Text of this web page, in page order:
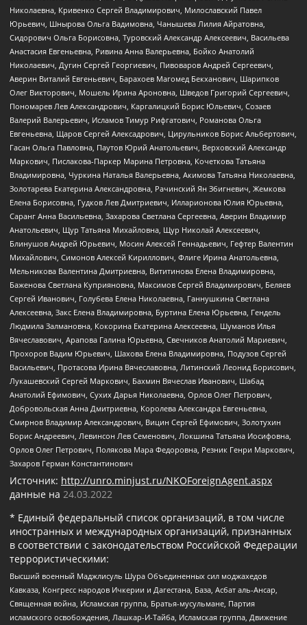
Николаевна, Кривенко Сергей Владимирович, Милославский Павел
Юрьевич, Шнырова Ольга Вадимовна, Чанышева Лилия Айратовна,
Сидорович Ольга Борисовна, Туровский Александр Алексеевич, Васильева
Анастасия Евгеньевна, Ривина Анна Валерьевна, Бойко Анатолий
Николаевич, Дугин Сергей Георгиевич, Пивоваров Андрей Сергеевич,
Аверин Виталий Евгеньевич, Барахоев Магомед Бекханович, Шарипков
Олег Викторович, Мошель Ирина Ароновна, Шведов Григорий Сергеевич,
Пономарев Лев Александрович, Каргалицкий Борис Юльевич, Созаев
Валерий Валерьевич, Исламов Тимур Рифгатович, Романова Ольга
Евгеньевна, Щаров Сергей Алексадрович, Цирульников Борис Альбертович,
Гасан Ольга Павловна, Паутов Юрий Анатольевич, Верховский Александр
Маркович, Пислакова-Паркер Марина Петровна, Кочеткова Татьяна
Владимировна, Чуркина Наталья Валерьевна, Акимова Татьяна Николаевна,
Золотарева Екатерина Александровна, Рачинский Ян Збигневич, Жемкова
Елена Борисовна, Гудков Лев Дмитриевич, Илларионова Юлия Юрьевна,
Саранг Анна Васильевна, Захарова Светлана Сергеевна, Аверин Владимир
Анатольевич, Щур Татьяна Михайловна, Щур Николай Алексеевич,
Блинушов Андрей Юрьевич, Мосин Алексей Геннадьевич, Гефтер Валентин
Михайлович, Симонов Алексей Кириллович, Флиге Ирина Анатольевна,
Мельникова Валентина Дмитриевна, Вититинова Елена Владимировна,
Баженова Светлана Куприяновна, Максимов Сергей Владимирович, Беляев
Сергей Иванович, Голубева Елена Николаевна, Ганнушкина Светлана
Алексеевна, Закс Елена Владимировна, Буртина Елена Юрьевна, Гендель
Людмила Залмановна, Кокорина Екатерина Алексеевна, Шуманов Илья
Вячеславович, Арапова Галина Юрьевна, Свечников Анатолий Мариевич,
Прохоров Вадим Юрьевич, Шахова Елена Владимировна, Подузов Сергей
Васильевич, Протасова Ирина Вячеславовна, Литинский Леонид Борисович,
Лукашевский Сергей Маркович, Бахмин Вячеслав Иванович, Шабад
Анатолий Ефимович, Сухих Дарья Николаевна, Орлов Олег Петрович,
Добровольская Анна Дмитриевна, Королева Александра Евгеньевна,
Смирнов Владимир Александрович, Вицин Сергей Ефимович, Золотухин
Борис Андреевич, Левинсон Лев Семенович, Локшина Татьяна Иосифовна,
Орлов Олег Петрович, Полякова Мара Федоровна, Резник Генри Маркович,
Захаров Герман Константинович
Источник: http://unro.minjust.ru/NKOForeignAgent.aspx
данные на 24.03.2022
* Единый федеральный список организаций, в том числе
иностранных и международных организаций, признанных
в соответствии с законодательством Российской Федерации
террористическими:
Высший военный Маджлисуль Шура Объединенных сил моджахедов
Кавказа, Конгресс народов Ичкерии и Дагестана, База, Асбат аль-Ансар,
Священная война, Исламская группа, Братья-мусульмане, Партия
исламского освобождения, Лашкар-И-Тайба, Исламская группа, Движение